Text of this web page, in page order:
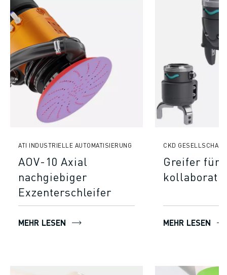
ROBOCUT NACHHALTIGKEIT
IIOT-LÖSUNGEN
INTELLIGENTE FABRIKLÖSUNGEN
PRODUKTREGISTRIERUNG » FANUC PORTAL
FALLBEISPIELE
LÖSUNGEN
BRANCHEN
ALLE BRANCHEN
LUFT- UND RAUMFAHRT
LEBENSMITTEL UND GETRÄNKE
MEDIZIN
KUNSTSTOFFE
LAGERHALTUNG, LOGISTIK, POST & PAKET
APPLIKATIONEN
ATI INDUSTRIELLE AUTOMATISIERUNG
AOV-10 Axial
nachgiebiger
Exzenterschleifer
MEHR LESEN
CKD GESELLSCHAFT
Greifer für
MEHR LESEN